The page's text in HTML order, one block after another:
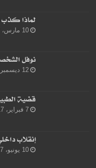
لماذا كذب
10 مارس، 2017
نوفل
12 ديسمبر، 2016
قضية
7 فبراير، 2017
إنقلاب
10 يونيو، 2017